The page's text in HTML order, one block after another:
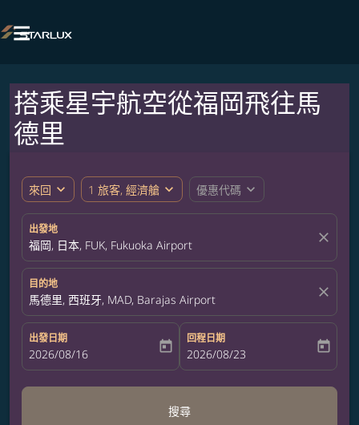

搭乘星宇航空從福岡飛往馬
德里
來回 expand_more 1 旅客, 經濟艙 expand_more 優惠代碼 expand_more
出發地
福岡, 日本, FUK, Fukuoka Airport close
目的地
馬德里, 西班牙, MAD, Barajas Airport close
出發日期
fc-booking-departure-date-aria-label
2026/08/16 today
回程日期
fc-booking-return-date-aria-label
2026/08/23 today
搜尋